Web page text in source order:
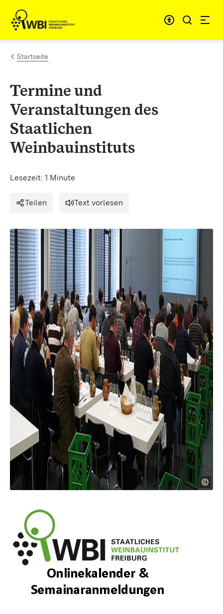
Zum Inhalt springen
Link zur Startseite
Startseite
Termine und
Veranstaltungen des
Staatlichen
Weinbauinstituts
Lesezeit: 1 Minute
Teilen Text vorlesen